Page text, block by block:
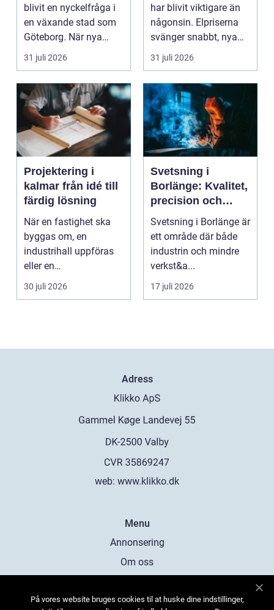
blivit en nyckelfråga i
en växande stad som
Göteborg. När nya
bostäder, broar,...
31 juli 2026
har blivit viktigare än
någonsin. Elpriserna
svänger snabbt, nya
typer av av...
31 juli 2026
Projektering i
kalmar från idé till
färdig lösning
När en fastighet ska
byggas om, en
industrihall uppföras
eller en
lantbruksanläggning
moderniseras ä...
30 juli 2026
Svetsning i
Borlänge: Kvalitet,
precision och
hållbara
konstruktioner
Svetsning i Borlänge är
ett område där både
industrin och mindre
verkst&a...
17 juli 2026
Adress
web: www.klikko.dk
Menu
Annonsering
Om oss
Kontakta oss
På vores website bruges cookies til at huske dine indstillinger,